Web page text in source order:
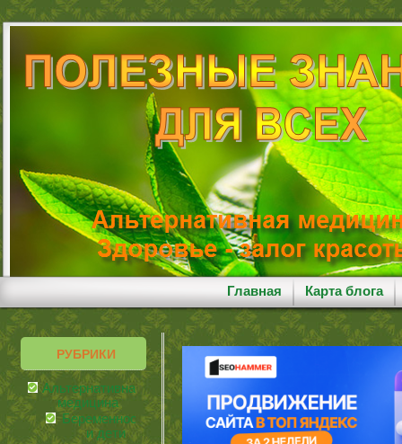
Главная Карта блога
РУБРИКИ
Альтернативная
медицина
Беременность
и дети